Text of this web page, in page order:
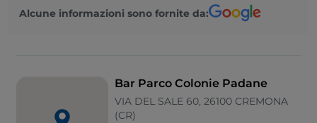
Alcune informazioni sono fornite da:
Bar Parco Colonie Padane
VIA DEL SALE 60, 26100 CREMONA
(CR)